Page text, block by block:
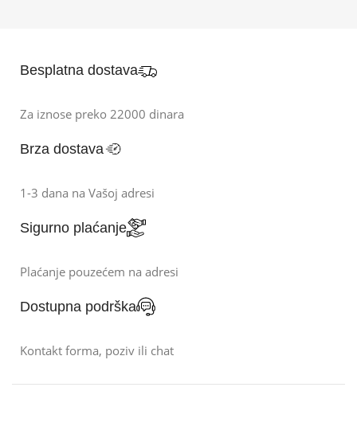
Besplatna dostava
Za iznose preko 22000 dinara
Brza dostava
1-3 dana na Vašoj adresi
Sigurno plaćanje
Plaćanje pouzećem na adresi
Dostupna podrška
Kontakt forma, poziv ili chat